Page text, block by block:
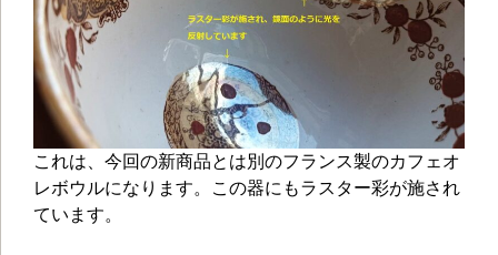
これは、今回の新商品とは別のフランス製のカフェオ
レボウルになります。この器にもラスター彩が施され
ています。